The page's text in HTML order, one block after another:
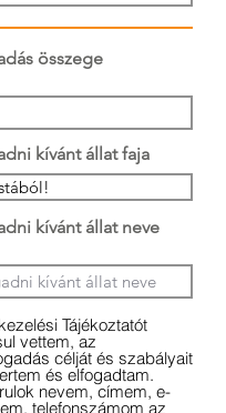
összege
kívánt állat faja
kívánt állat neve
Tájékoztatót
vettem, az
célját és szabályait
és elfogadtam.
nevem, címem, e-
telefonszámom az